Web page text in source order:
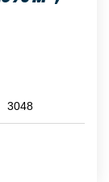
3048